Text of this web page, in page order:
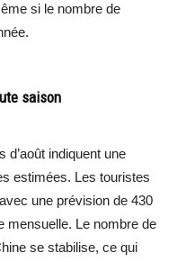
si le nombre de
saison
d’août indiquent une
estimées. Les touristes
une prévision de 430
mensuelle. Le nombre de
se stabilise, ce qui